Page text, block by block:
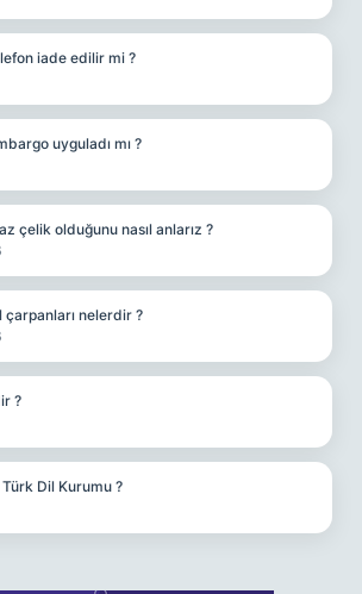
iade edilir mi ?
uyguladı mı ?
çelik olduğunu nasıl anlarız ?
çarpanları nelerdir ?
?
Türk Dil Kurumu ?